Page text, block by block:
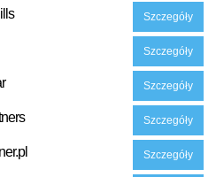
Szczegóły
Szczegóły
Szczegóły
Szczegóły
Szczegóły